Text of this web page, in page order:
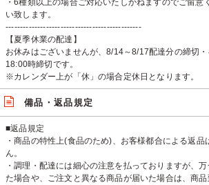
・6種類以上の場合ご対応いたしかねますのでご留意
い致します。
-----------------------------------------------
【夏季休業の配達】
お休みはございませんが、8/14～8/17配達分の締切
18:00時締切です。
※カレンダー上が「休」の場合定休日となります。
備品・返品規定
■返品規定
・商品の特性上(食品のため)、お客様都合による返品
ん。
・調理・配達には細心の注意を払っておりますが、
た場合や、ご注文と異なる商品が届いた場合は、商